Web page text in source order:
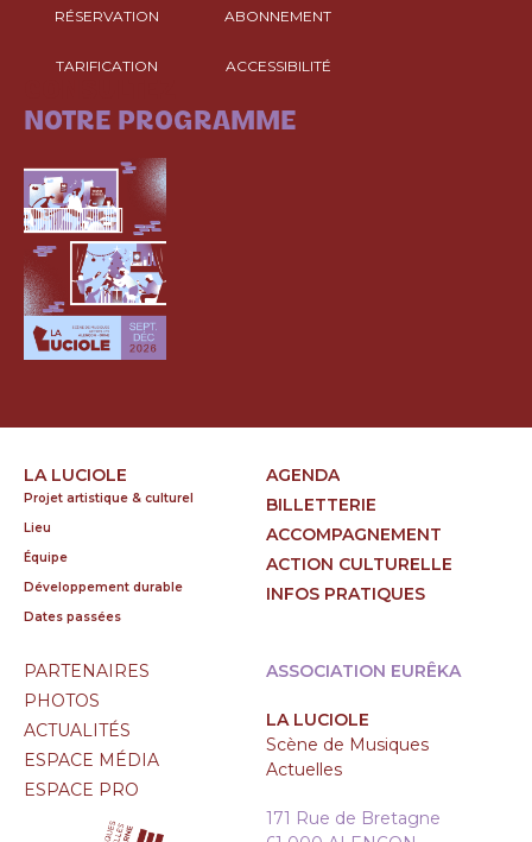
RÉSERVATION ABONNEMENT
TARIFICATION ACCESSIBILITÉ
NOTRE PROGRAMME
LA LUCIOLE
Projet artistique & culturel
Lieu
Équipe
Développement durable
Dates passées
AGENDA
BILLETTERIE
ACCOMPAGNEMENT
ACTION CULTURELLE
INFOS PRATIQUES
PARTENAIRES
PHOTOS
ACTUALITÉS
ESPACE MÉDIA
ESPACE PRO
ASSOCIATION EURÊKA
LA LUCIOLE
Scène de Musiques
Actuelles
171 Rue de Bretagne